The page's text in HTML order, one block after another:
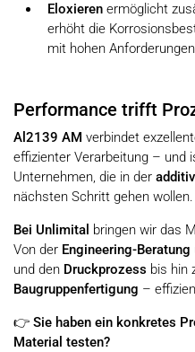
Eloxierenermöglicht
erhöht die
mit hohen
Performance trifft
Al2139 AM verbindet
effizienter Verarbeitung – und
Unternehmen, die in der
nächsten Schritt gehen wollen.
Bei Unlimital bringen wir das
Von der Engineering-Beratung
und den Druckprozess bis hin
Baugruppenfertigung –
👉 Sie haben ein konkretes
Material testen?